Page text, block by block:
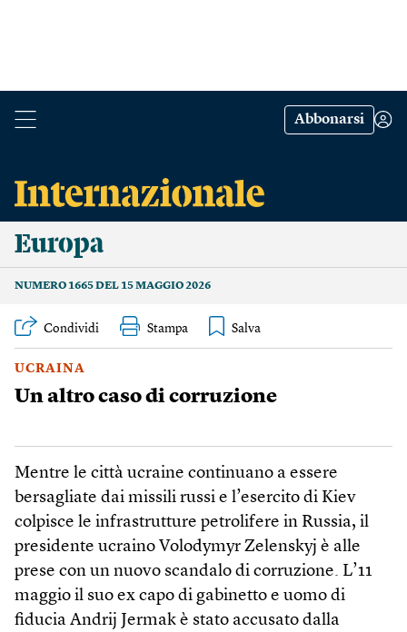
Abbonarsi
Europa
NUMERO 1665 DEL 15 MAGGIO 2026
Condividi Stampa
UCRAINA
Un altro caso di corruzione
Mentre le città ucraine continuano a essere
bersagliate dai missili russi e l’esercito di Kiev
colpisce le infrastrutture petrolifere in Russia, il
presidente ucraino Volodymyr Zelenskyj è alle
prese con un nuovo scandalo di corruzione. L’11
maggio il suo ex capo di gabinetto e uomo di
fiducia Andrij Jermak è stato accusato dalla